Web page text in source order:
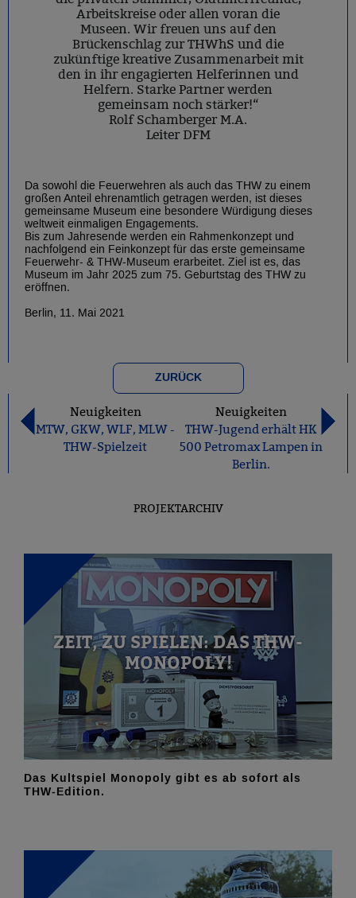
Arbeitskreise oder allen voran die
Museen. Wir freuen uns auf den
Brückenschlag zur THWhS und die
zukünftige kreative Zusammenarbeit mit
den in ihr engagierten Helferinnen und
Helfern. Starke Partner werden
gemeinsam noch stärker!“
Rolf Schamberger M.A.
Leiter DFM
Da sowohl die Feuerwehren als auch das THW zu einem
großen Anteil ehrenamtlich getragen werden, ist dieses
gemeinsame Museum eine besondere Würdigung dieses
weltweit einmaligen Engagements.
Bis zum Jahresende werden ein Rahmenkonzept und
nachfolgend ein Feinkonzept für das erste gemeinsame
Feuerwehr- & THW-Museum erarbeitet. Ziel ist es, das
Museum im Jahr 2025 zum 75. Geburtstag des THW zu
eröffnen.
Berlin, 11. Mai 2021
ZURÜCK
Neuigkeiten
MTW, GKW, WLF, MLW -
THW-Spielzeit
Neuigkeiten
THW-Jugend erhält HK
500 Petromax Lampen in
Berlin.
PROJEKTARCHIV
ZEIT, ZU SPIELEN: DAS THW-
MONOPOLY!
Das Kultspiel Monopoly gibt es ab sofort als
THW-Edition.